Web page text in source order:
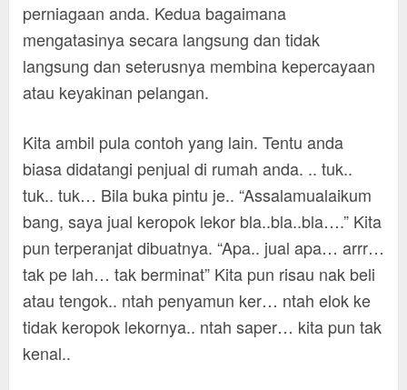
perniagaan anda. Kedua bagaimana
mengatasinya secara langsung dan tidak
langsung dan seterusnya membina kepercayaan
atau keyakinan pelangan.
Kita ambil pula contoh yang lain. Tentu anda
biasa didatangi penjual di rumah anda. .. tuk..
tuk.. tuk… Bila buka pintu je.. “Assalamualaikum
bang, saya jual keropok lekor bla..bla..bla….” Kita
pun terperanjat dibuatnya. “Apa.. jual apa… arrr…
tak pe lah… tak berminat” Kita pun risau nak beli
atau tengok.. ntah penyamun ker… ntah elok ke
tidak keropok lekornya.. ntah saper… kita pun tak
kenal..